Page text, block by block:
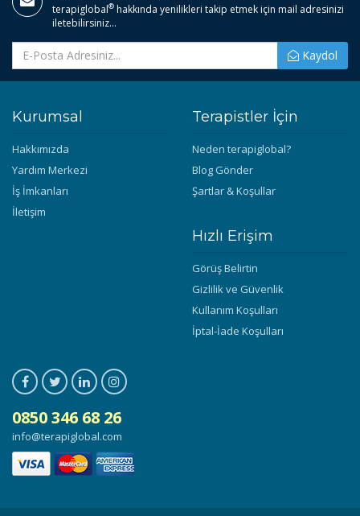
terapiglobal® hakkında yenilikleri takip etmek için mail adresinizi
iletebilirsiniz...
Kaydol
Kurumsal
Hakkımızda
Yardım Merkezi
İş İmkanları
İletişim
Terapistler İçin
Neden terapiglobal?
Blog Gönder
Şartlar & Koşullar
Hızlı Erişim
Görüş Belirtin
Gizlilik ve Güvenlik
Kullanım Koşulları
İptal-İade Koşulları
0850 346 68 26
info@terapiglobal.com